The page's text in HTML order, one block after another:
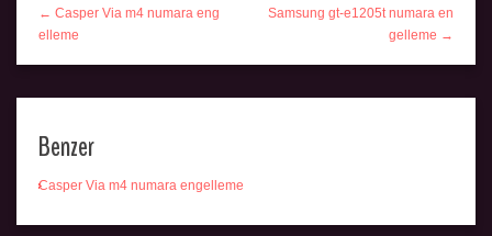
← Casper Via m4 numara eng
elleme
Samsung gt-e1205t numara en
gelleme →
Benzer
Casper Via m4 numara engelleme